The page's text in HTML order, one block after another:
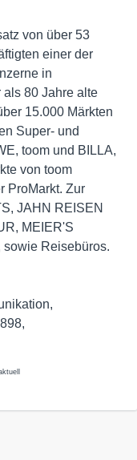
von über 53
einer der
in
als 80 Jahre alte
15.000 Märkten
Super- und
toom und BILLA,
von toom
ProMarkt. Zur
JAHN REISEN
MEIER'S
Reisebüros.